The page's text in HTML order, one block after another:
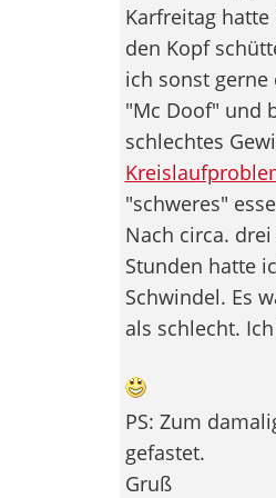
Karfreitag
den Kopf
ich sonst
"Mc Doof" und
schlechtes
"schweres"
Nach circa.
Stunden hatte
Schwindel. Es
als schlecht.
PS: Zum
gefastet.
Gruß